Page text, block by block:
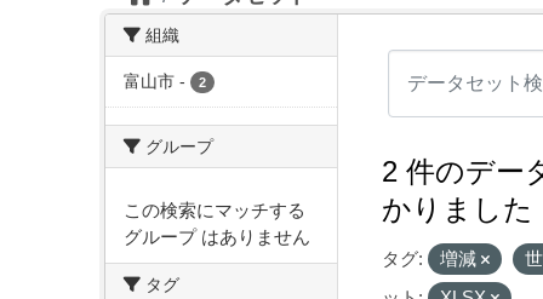
組織
富山市 - 2
グループ
この検索にマッチする
グループ はありません
タグ
2 件のデー
かりました
タグ: 増減